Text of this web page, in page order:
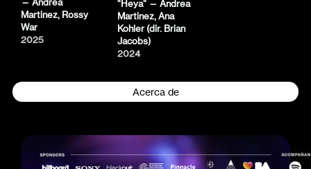
Acerca de
Martinez, Rossy
War
2025
"Heya" — Andrea
Martinez, Ana
Kohler (dir. Brian
Jacobs)
2024